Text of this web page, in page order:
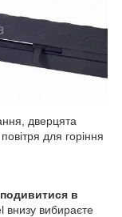
дверцята
для горіння
в
внизу вибираєте